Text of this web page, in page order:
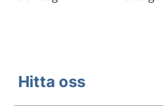
Hitta oss